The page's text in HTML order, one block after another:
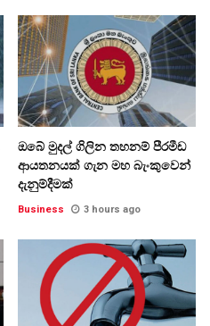
ඔබේ මුදල් ගිලින තහනම් පීරමීඩ
ආයතනයක් ගැන මහ බැංකුවෙන්
දැනුම්දීමක්
Business 3 hours ago